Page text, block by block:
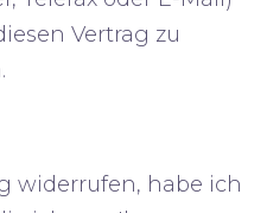
Vertrag zu
widerrufen, habe ich